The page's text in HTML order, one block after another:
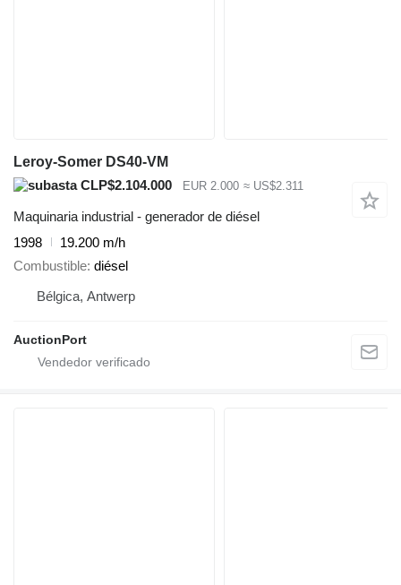
Leroy-Somer DS40-VM
CLP$2.104.000
EUR 2.000 ≈ US$2.311
Maquinaria industrial - generador de diésel
1998
19.200 m/h
Combustible diésel
Bélgica, Antwerp
AuctionPort